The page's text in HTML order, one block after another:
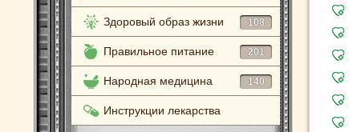
Здоровый образ жизни 108
Правильное питание 201
Народная медицина 140
Инструкции лекарства